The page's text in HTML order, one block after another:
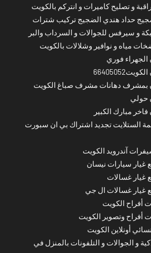
و تصليح كاميرات و انتركم بالكويت
حداد هندي الضجيج تركيب شترات
و سيرفس للجوالات و السرداب والبر
مياه و نوافير وشلالات بالكويت
فوري
بمشرف دهانات مشرف صباغ الكويت
حولي
مبارك الكبير
الستلايت تجديد اشتراك بي ان سبورت
آندرويد الكويت
غيار سيارات نيسان
غيار غسالات
غيار غسالات ال جي
أفراح الكويت
أفراح وتصوير الكويت
أونلاين الكويت
و الجوالات و التلفونات بالمنزل في